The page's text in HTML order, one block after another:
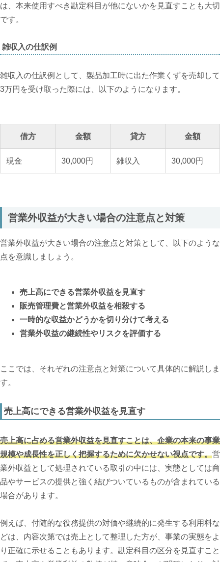
は、本来使用すべき勘定科目が他にないかを見直すことも大切
です。
雑収入の仕訳例
雑収入の仕訳例として、製品加工時に出た作業くずを売却して
3万円を受け取った際には、以下のようになります。
借方 金額 貸方 金額
現金 30,000円 雑収入 30,000円
営業外収益が大きい場合の注意点と対策
営業外収益が大きい場合の注意点と対策として、以下のような
点を意識しましょう。
売上高にできる営業外収益を見直す
販売管理費と営業外収益を相殺する
一時的な収益かどうかを切り分けて考える
営業外収益の継続性やリスクを評価する
ここでは、それぞれの注意点と対策について具体的に解説しま
す。
売上高にできる営業外収益を見直す
売上高に占める営業外収益を見直すことは、企業の本来の事業
規模や成長性を正しく把握するために欠かせない視点です。営
業外収益として処理されている取引の中には、実態としては商
品やサービスの提供と強く結びついているものが含まれている
場合があります。
例えば、付随的な役務提供の対価や継続的に発生する利用料な
どは、内容次第では売上として整理した方が、事業の実態をよ
り正確に示せることもあります。勘定科目の区分を見直すこと